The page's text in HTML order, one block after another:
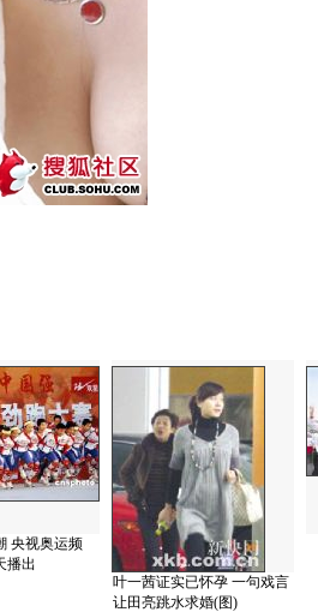
央视奥运频
播出
叶一茜证实已怀孕 一句戏言
让田亮跳水求婚(图)